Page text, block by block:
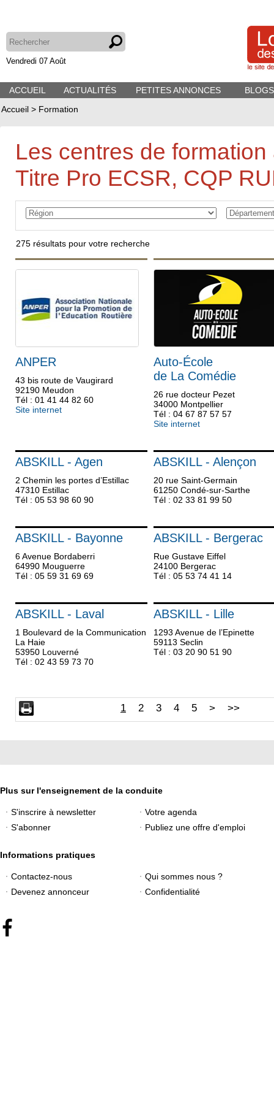
Vendredi 07 Août
ACCUEIL ACTUALITÉS PETITES ANNONCES
Accueil > Formation
Les centres de
Titre Pro ECSR, CQP
275 résultats pour votre recherche
ANPER
43 bis route de Vaugirard
92190 Meudon
Tél : 01 41 44 82 60
Site internet
Auto-École
de La Comédie
26 rue docteur Pezet
34000 Montpellier
Tél : 04 67 87 57 57
Site internet
ABSKILL - Agen
2 Chemin les portes d’Estillac
47310 Estillac
Tél : 05 53 98 60 90
ABSKILL - Alençon
20 rue Saint-Germain
61250 Condé-sur-Sarthe
Tél : 02 33 81 99 50
ABSKILL - Bayonne
6 Avenue Bordaberri
64990 Mouguerre
Tél : 05 59 31 69 69
ABSKILL - Bergerac
Rue Gustave Eiffel
24100 Bergerac
Tél : 05 53 74 41 14
ABSKILL - Laval
1 Boulevard de la Communication
La Haie
53950 Louverné
Tél : 02 43 59 73 70
ABSKILL - Lille
1293 Avenue de l’Epinette
59113 Seclin
Tél : 03 20 90 51 90
1 2 3 4 5 > >>
Plus sur l'enseignement de la conduite
S'inscrire à newsletter
Votre agenda
S'abonner
Publiez une offre d'emploi
Informations pratiques
Contactez-nous
Qui sommes nous ?
Devenez annonceur
Confidentialité